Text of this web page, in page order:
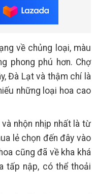
về chủng loại, màu
phong phú hơn. Chợ
Đà Lạt và thậm chí là
những loại hoa cao
nhộn nhịp nhất là từ
lẻ chọn đến đây vào
cũng đã về kha khá
tấp nập, có thể thoải